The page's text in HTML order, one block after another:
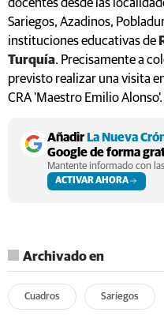
docentes desde las
Sariegos, Azadinos,
instituciones educativas de
Turquía. Precisamente a
previsto realizar una visita
CRA 'Maestro Emilio Alonso'.
AñadirLa Nueva
Google de forma
Mantente informado con
ACTIVAR AHORA
Archivado en
Cuadros Sariegos